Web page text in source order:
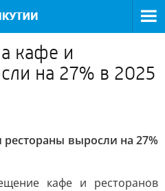
кафе и
на 27% в 2025
выросли на 27%
кафе и ресторанов